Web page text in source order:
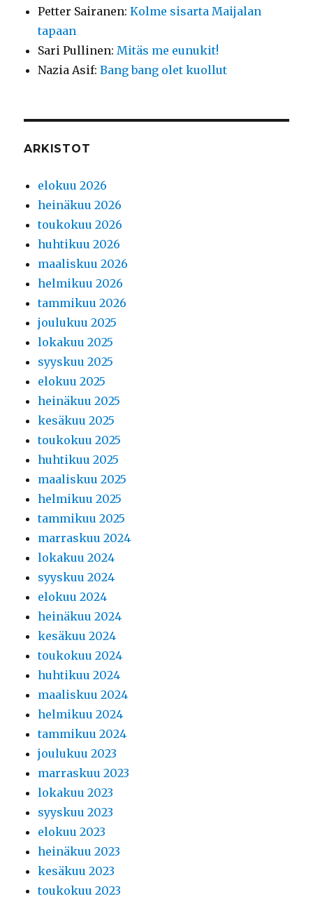
Petter Sairanen:Kolme sisarta Maijalan
tapaan
Sari Pullinen:Mitäs me eunukit!
Nazia Asif:Bang bang olet kuollut
ARKISTOT
elokuu 2026
heinäkuu 2026
toukokuu 2026
huhtikuu 2026
maaliskuu 2026
helmikuu 2026
tammikuu 2026
joulukuu 2025
lokakuu 2025
syyskuu 2025
elokuu 2025
heinäkuu 2025
kesäkuu 2025
toukokuu 2025
huhtikuu 2025
maaliskuu 2025
helmikuu 2025
tammikuu 2025
marraskuu 2024
lokakuu 2024
syyskuu 2024
elokuu 2024
heinäkuu 2024
kesäkuu 2024
toukokuu 2024
huhtikuu 2024
maaliskuu 2024
helmikuu 2024
tammikuu 2024
joulukuu 2023
marraskuu 2023
lokakuu 2023
syyskuu 2023
elokuu 2023
heinäkuu 2023
kesäkuu 2023
toukokuu 2023